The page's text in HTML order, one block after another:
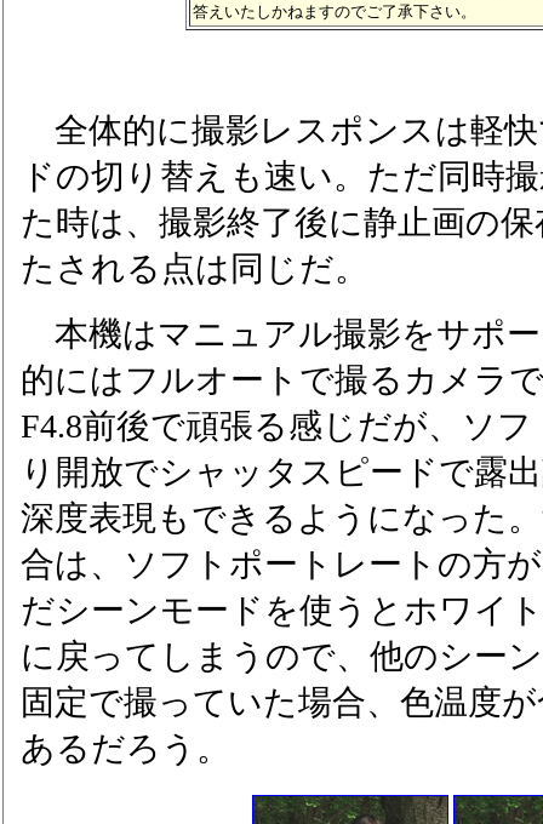
答えいたしかねますのでご了承下さい。
全体的に撮影レスポンスは軽
ドの切り替えも速い。ただ同時
た時は、撮影終了後に静止画の
たされる点は同じだ。
本機はマニュアル撮影をサポ
的にはフルオートで撮るカメラ
F4.8前後で頑張る感じだが、ソ
り開放でシャッタスピードで露
深度表現もできるようになった
合は、ソフトポートレートの方
だシーンモードを使うとホワイ
に戻ってしまうので、他のシー
固定で撮っていた場合、色温度
あるだろう。